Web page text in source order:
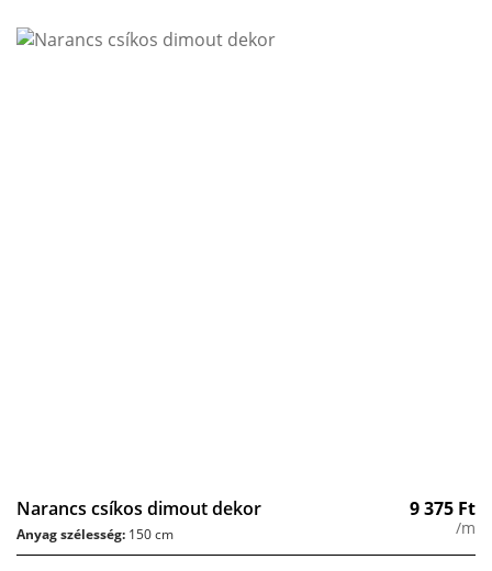
Narancs csíkos dimout dekor 9 375 Ft
/m
Anyag szélesség: 150 cm